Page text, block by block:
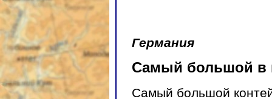
Германия
Самый большой в
Самый большой